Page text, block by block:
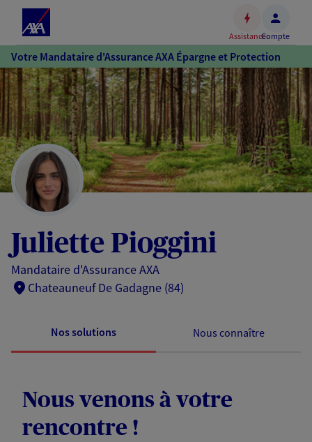
Accéder
au
contenu
principal
Accéder
au
pied
de
page
AssistanceCompte
Votre Mandataire d'Assurance AXA Épargne et Protection
Juliette Pioggini
Mandataire d'Assurance AXA
Chateauneuf De Gadagne (84)
Nos solutions Nous connaître
Nous venons à votre
rencontre !